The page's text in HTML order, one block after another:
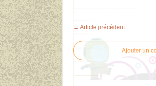
← Article précédent
Ajouter un